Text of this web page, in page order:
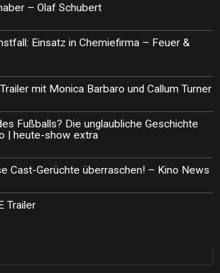
– Olaf Schubert
Einsatz in Chemiefirma – Feuer &
mit Monica Barbaro und Callum Turner
Fußballs? Die unglaubliche Geschichte
| heute-show extra
Cast-Gerüchte überraschen! – Kino News
Trailer